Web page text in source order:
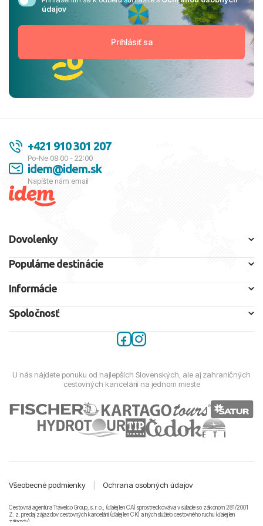
údajov
+421 910 301 207
Po-Ne 08:00 - 22:00
idem@idem.sk
Napíšte nám email
Dovolenky
Populárne destinácie
Informácie
Spoločnosť
U nás nájdete ponuku od najlepších Slovenských, ale aj zahraničných
cestovných kancelárií na jednom mieste
Všeobecné podmienky Ochrana osobných údajov
Cestovná agentúra Travelco Group, s. r. o., (ďalej len CA) sprostredkováva v súlade so zákonom 281/2001
Z. z. predaj zájazdov cestovných kancelárii (ďalej len CK) a iných služieb cestovného ruchu (ďalej len
zájazdy).